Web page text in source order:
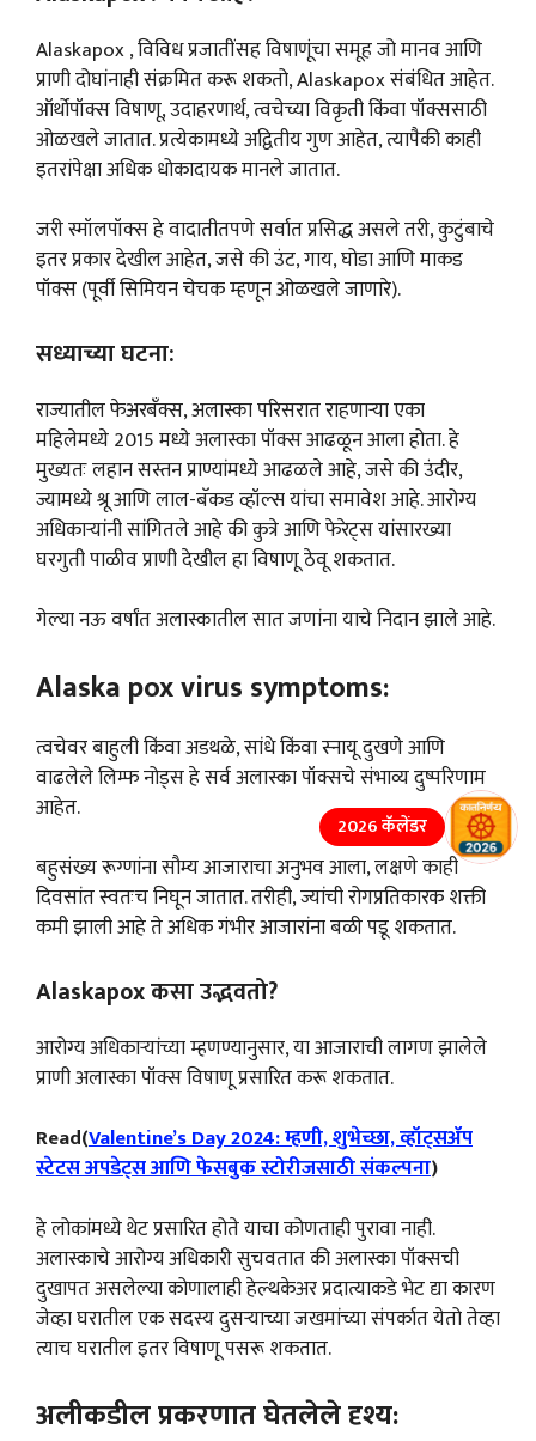
Alaskapox , विविध प्रजातींसह विषाणूंचा समूह जो मानव आणि
प्राणी दोघांनाही संक्रमित करू शकतो, Alaskapox संबंधित आहेत.
ऑर्थोपॉक्स विषाणू, उदाहरणार्थ, त्वचेच्या विकृती किंवा पॉक्ससाठी
ओळखले जातात. प्रत्येकामध्ये अद्वितीय गुण आहेत, त्यापैकी काही
इतरांपेक्षा अधिक धोकादायक मानले जातात.
जरी स्मॉलपॉक्स हे वादातीतपणे सर्वात प्रसिद्ध असले तरी, कुटुंबाचे
इतर प्रकार देखील आहेत, जसे की उंट, गाय, घोडा आणि माकड
पॉक्स (पूर्वी सिमियन चेचक म्हणून ओळखले जाणारे).
सध्याच्या घटना:
राज्यातील फेअरबँक्स, अलास्का परिसरात राहणाऱ्या एका
महिलेमध्ये 2015 मध्ये अलास्का पॉक्स आढळून आला होता. हे
मुख्यतः लहान सस्तन प्राण्यांमध्ये आढळले आहे, जसे की उंदीर,
ज्यामध्ये श्रू आणि लाल-बॅकड व्हॉल्स यांचा समावेश आहे. आरोग्य
अधिकाऱ्यांनी सांगितले आहे की कुत्रे आणि फेरेट्स यांसारख्या
घरगुती पाळीव प्राणी देखील हा विषाणू ठेवू शकतात.
गेल्या नऊ वर्षांत अलास्कातील सात जणांना याचे निदान झाले आहे.
Alaska pox virus symptoms:
त्वचेवर बाहुली किंवा अडथळे, सांधे किंवा स्नायू दुखणे आणि
वाढलेले लिम्फ नोड्स हे सर्व अलास्का पॉक्सचे संभाव्य दुष्परिणाम
आहेत.
बहुसंख्य रूग्णांना सौम्य आजाराचा अनुभव आला, लक्षणे काही
दिवसांत स्वतःच निघून जातात. तरीही, ज्यांची रोगप्रतिकारक शक्ती
कमी झाली आहे ते अधिक गंभीर आजारांना बळी पडू शकतात.
Alaskapox कसा उद्भवतो?
आरोग्य अधिकाऱ्यांच्या म्हणण्यानुसार, या आजाराची लागण झालेले
प्राणी अलास्का पॉक्स विषाणू प्रसारित करू शकतात.
Read(Valentine’s Day 2024: म्हणी, शुभेच्छा, व्हॉट्सॲप
स्टेटस अपडेट्स आणि फेसबुक स्टोरीजसाठी संकल्पना)
हे लोकांमध्ये थेट प्रसारित होते याचा कोणताही पुरावा नाही.
अलास्काचे आरोग्य अधिकारी सुचवतात की अलास्का पॉक्सची
दुखापत असलेल्या कोणालाही हेल्थकेअर प्रदात्याकडे भेट द्या कारण
जेव्हा घरातील एक सदस्य दुसऱ्याच्या जखमांच्या संपर्कात येतो तेव्हा
त्याच घरातील इतर विषाणू पसरू शकतात.
अलीकडील प्रकरणात घेतलेले दृश्य:
2026 कॅलेंडर